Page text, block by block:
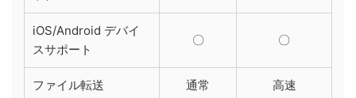
iOS/Android デバイ
スサポート
〇 〇
ファイル転送 通常 高速